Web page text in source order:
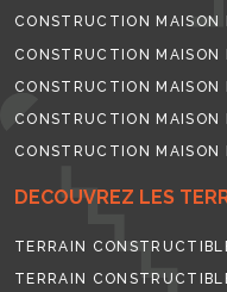
CONSTRUCTION MAISON
CONSTRUCTION MAISON
CONSTRUCTION MAISON
CONSTRUCTION MAISON
CONSTRUCTION MAISON
DECOUVREZ LES
TERRAIN
TERRAIN